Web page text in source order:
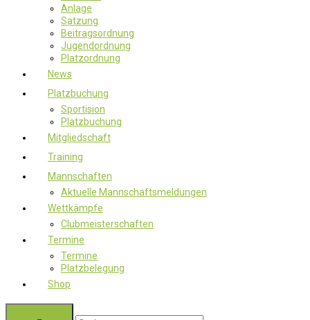
Anlage
Satzung
Beitragsordnung
Jugendordnung
Platzordnung
News
Platzbuchung
Sportision
Platzbuchung
Mitgliedschaft
Training
Mannschaften
Aktuelle Mannschaftsmeldungen
Wettkämpfe
Clubmeisterschaften
Termine
Termine
Platzbelegung
Shop